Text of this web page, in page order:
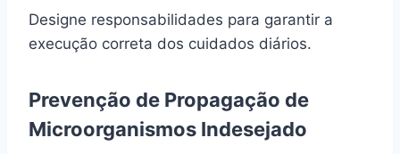
Designe responsabilidades para garantir a
execução correta dos cuidados diários.
Prevenção de Propagação de
Microorganismos Indesejado